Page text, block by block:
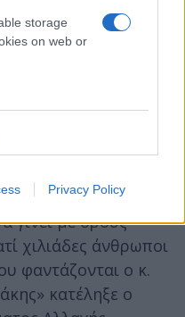
storage
on web or
Privacy Policy
για χειρουργείο
για να πάτε
του Εθνικού
γίνει με όρους
χιλιάδες άνθρωποι
φαντάζονται ο κ.
κατέληξε ο